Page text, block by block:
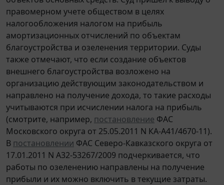
правомерном учете обществом в целях
налогообложения налогом на прибыль
амортизационных отчислений по объектам
благоустройства и озеленения территории. Суды
также отмечают, что если создание объектов
внешнего благоустройства возложено на
организацию действующим законодательством и
направлено на получение дохода, то такие расходы
учитываются при исчислении налога на прибыль
(смотрите, например, постановление ФАС
Московского округа от 25.05.2011 N КА-А41/4670-11).
В постановлении ФАС Северо-Кавказского округа от
17.01.2011 N А32-53267/2009 подчеркивается, что
работы по озеленению направлены на получение
прибыли и их можно включить в текущие затраты.